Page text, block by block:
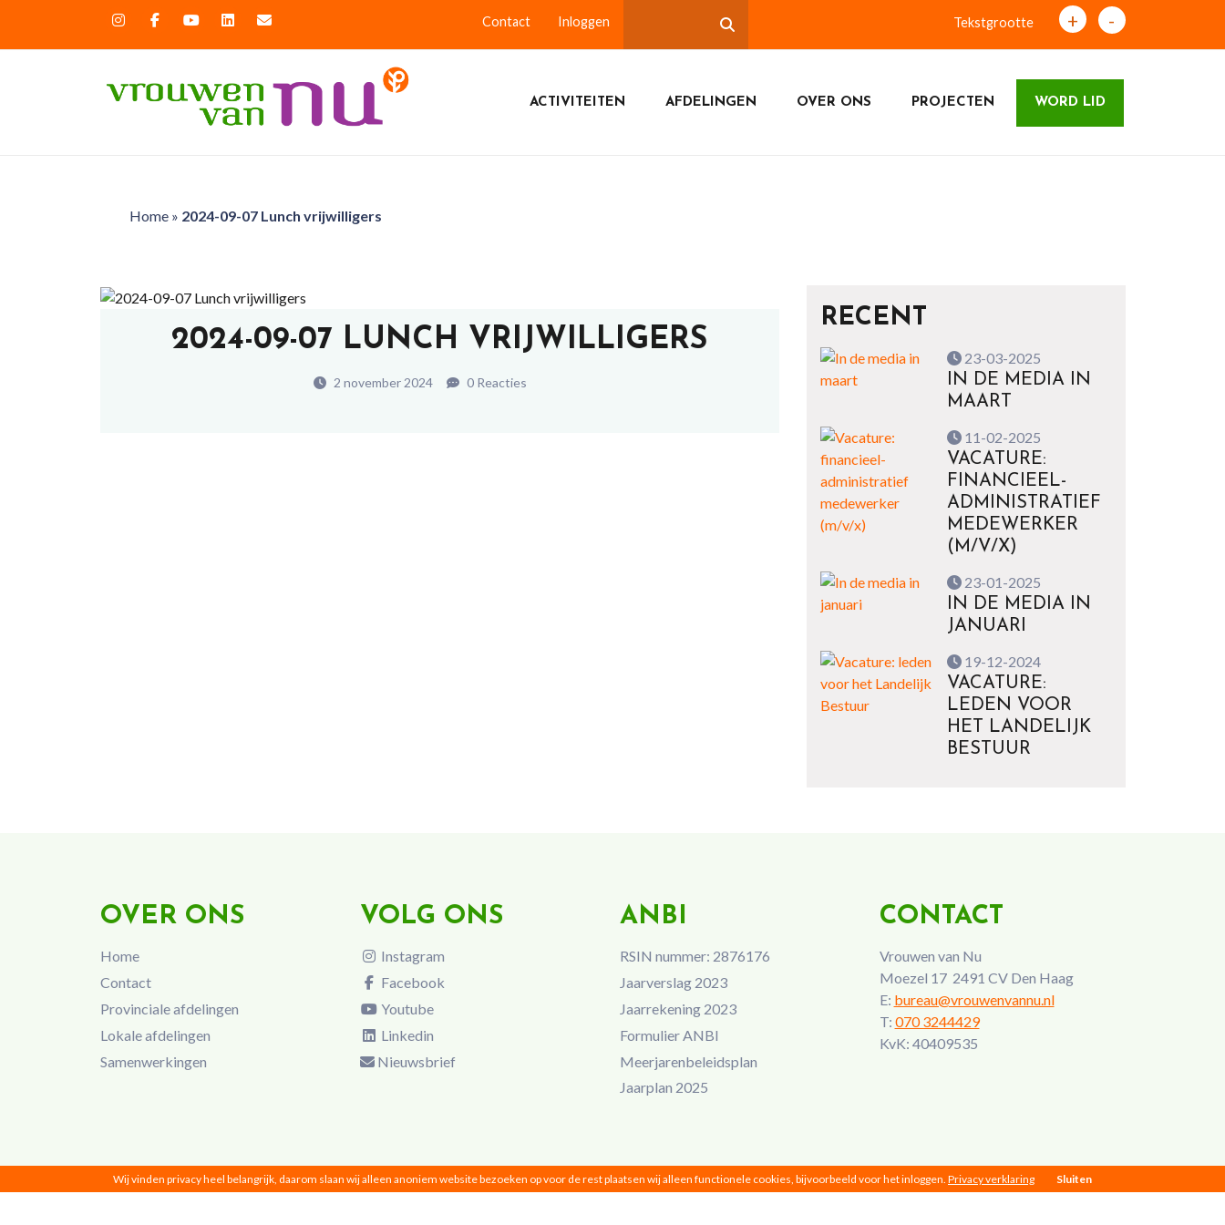
Contact Inloggen Tekstgrootte + -
ACTIVITEITEN AFDELINGEN OVER ONS PROJECTEN WORD LID
Home» 2024-09-07 Lunch vrijwilligers
2024-09-07 LUNCH VRIJWILLIGERS
2 november 2024 0 Reacties
RECENT
23-03-2025
IN DE MEDIA IN
MAART
11-02-2025
VACATURE:
FINANCIEEL-
ADMINISTRATIEF
MEDEWERKER
(M/V/X)
23-01-2025
IN DE MEDIA IN
JANUARI
19-12-2024
VACATURE:
LEDEN VOOR
HET LANDELIJK
BESTUUR
OVER ONS
Home
Contact
Provinciale afdelingen
Lokale afdelingen
Samenwerkingen
VOLG ONS
Instagram
Facebook
Youtube
Linkedin
Nieuwsbrief
ANBI
RSIN nummer: 2876176
Jaarverslag 2023
Jaarrekening 2023
Formulier ANBI
Meerjarenbeleidsplan
Jaarplan 2025
CONTACT
Vrouwen van Nu
Moezel 17 2491 CV Den Haag
E: bureau@vrouwenvannu.nl
T: 070 3244429
KvK: 40409535
Wij vinden privacy heel belangrijk, daarom slaan wij alleen anoniem website bezoeken op voor de rest plaatsen wij alleen functionele cookies, bijvoorbeeld voor het inloggen. Privacy verklaring Sluiten